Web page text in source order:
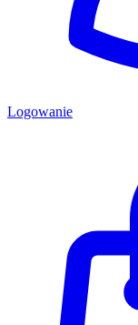
Logowanie